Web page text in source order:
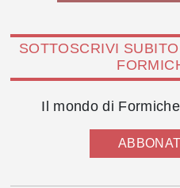
SOTTOSCRIVI
Il mondo di